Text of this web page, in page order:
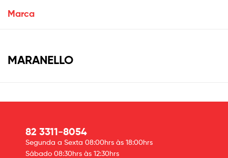
Marca
MARANELLO
82 3311-8054
Segunda a Sexta 08:00hrs às 18:00hrs
Sábado 08:30hrs às 12:30hrs